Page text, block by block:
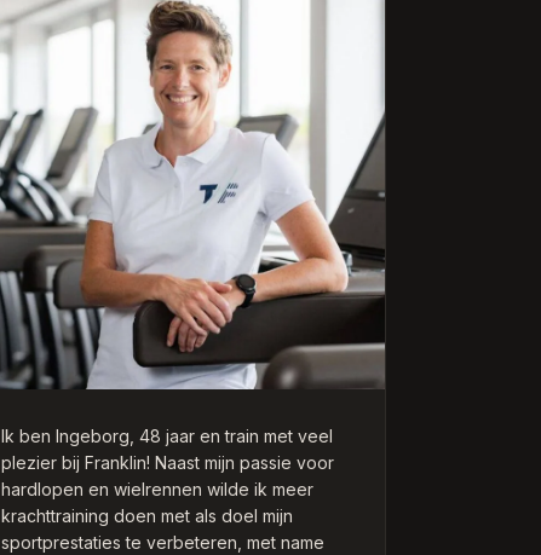
geweest. Nog steeds train ik met heel veel
plezier bij Franklin, zowel personal training
als outdoor groepstraining. Ik zie dit als
een goede investering in mijn gezondheid
en een cadeautje aan mezelf!
Dankjewel Franklin voor alle motivatie en
inspiratie en ja, ook voor die schop onder
m'n kont die ik af en toe nodig heb! Ik kijk
in ieder geval alweer uit naar de volgende
sessie.
Ik ben Ingeborg, 48 jaar en train met veel
plezier bij Franklin! Naast mijn passie voor
hardlopen en wielrennen wilde ik meer
krachttraining doen met als doel mijn
sportprestaties te verbeteren, met name